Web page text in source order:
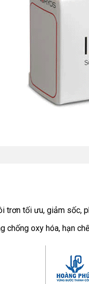
trơn tối ưu, giảm sốc,
chống oxy hóa, hạn